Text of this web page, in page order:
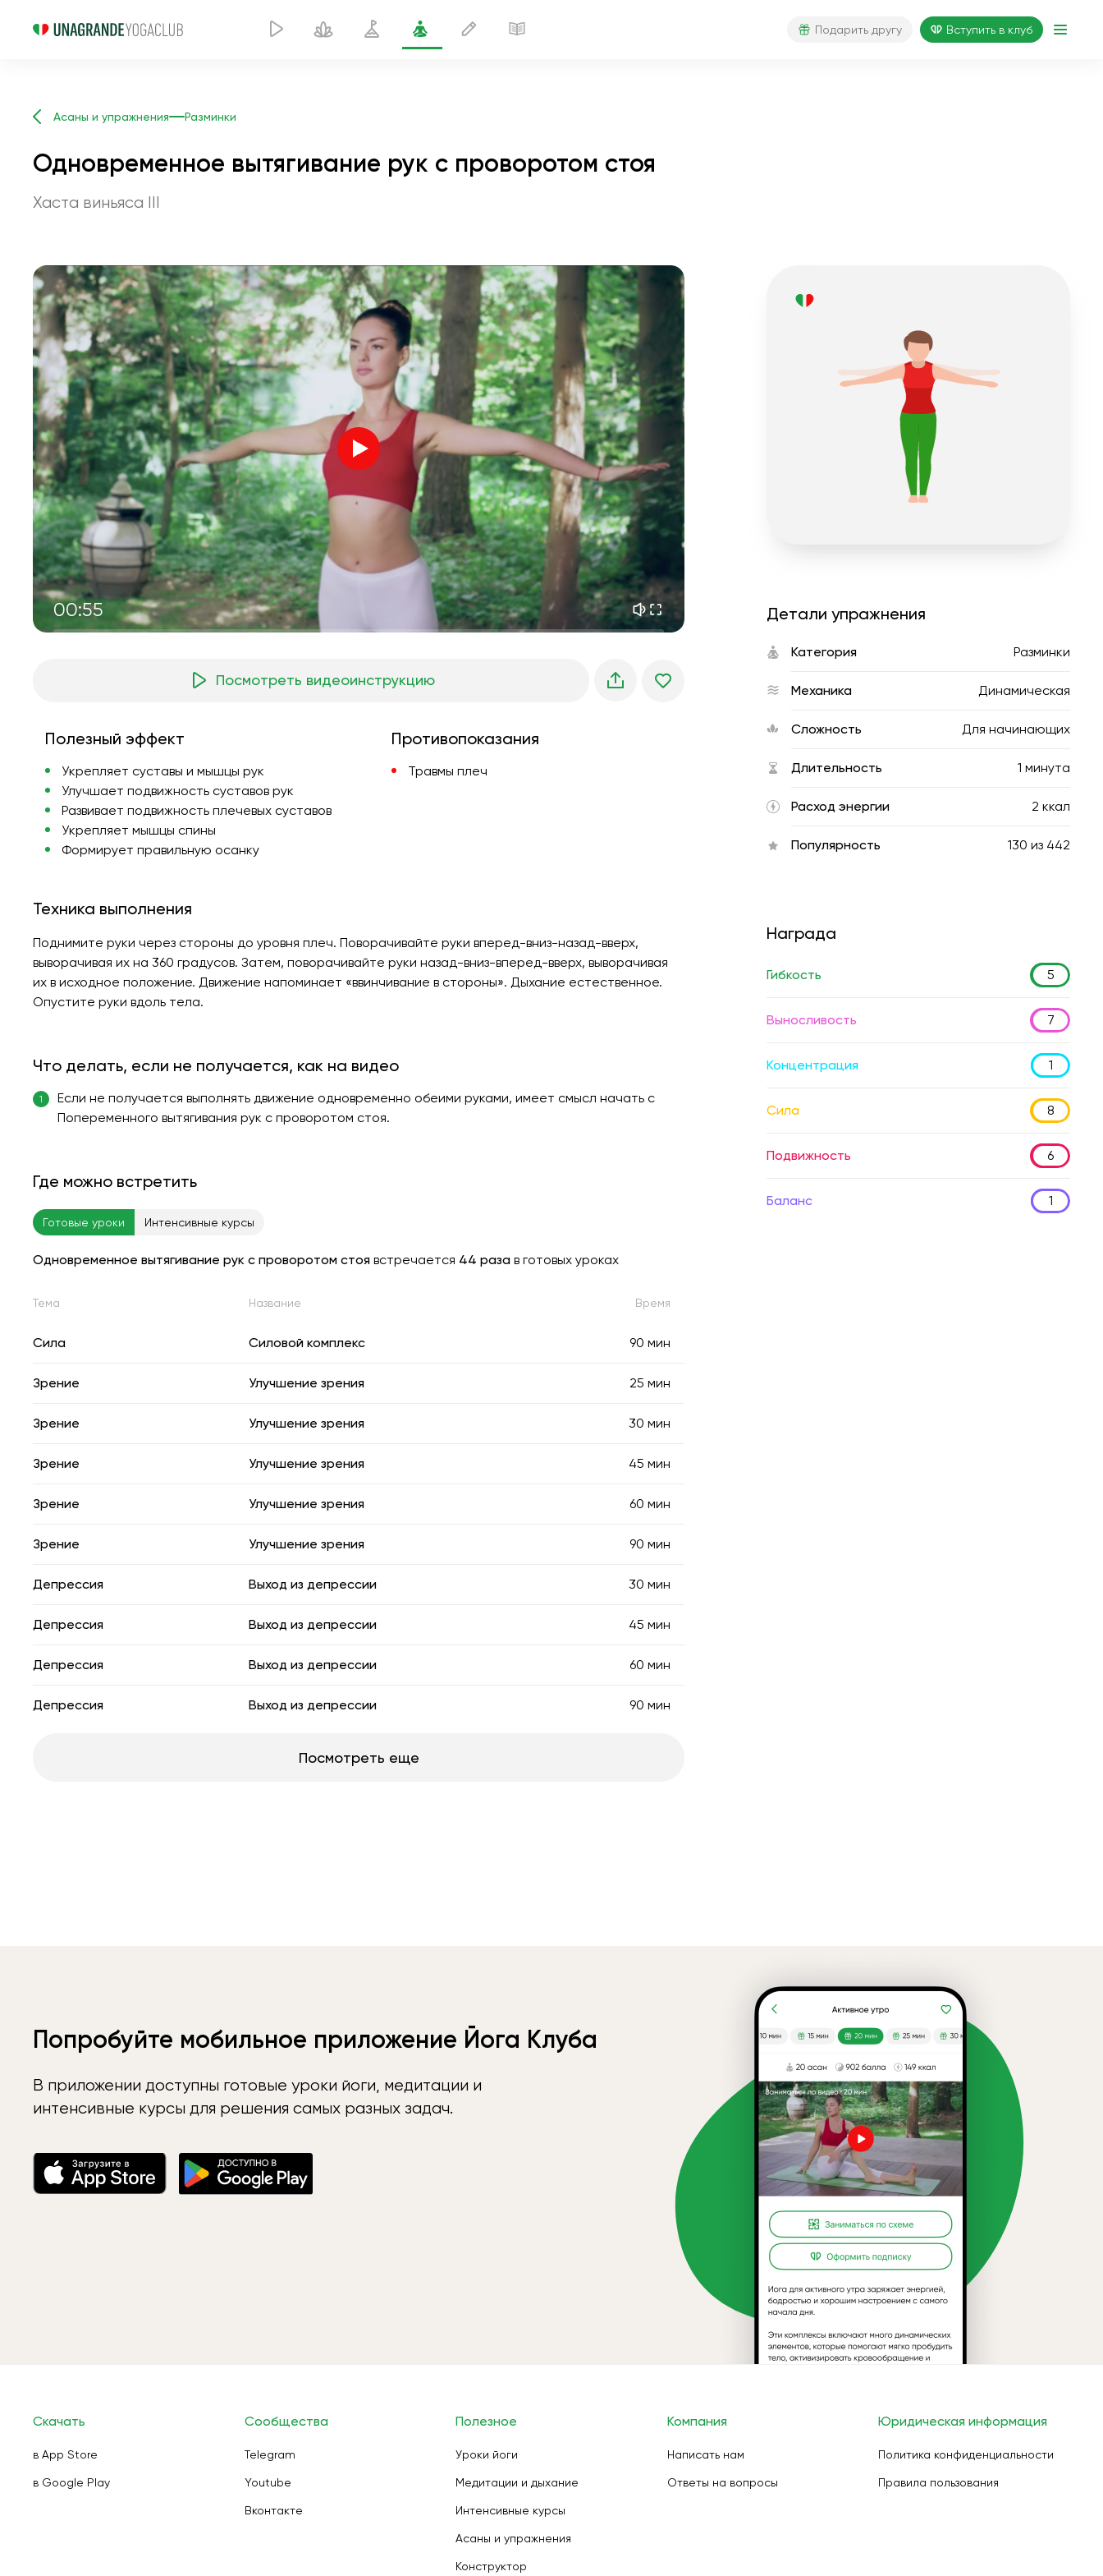
Подарить другу Вступить в клуб
Асаны и упражнения Разминки
Одновременное вытягивание рук с проворотом стоя
Хаста виньяса III
00:55
Голос инструктора
полёт души 01:44
внутренний покой 01:27
утренние грёзы 01:34
лесная прохлада 05:00
летний дождь 02:00
горная тишина 02:00
морской бриз 02:00
голос ветра 02:00
весенний лес 02:00
Посмотреть видеоинструкцию
Полезный эффект
Укрепляет суставы и мышцы рук
Улучшает подвижность суставов рук
Развивает подвижность плечевых суставов
Укрепляет мышцы спины
Формирует правильную осанку
Противопоказания
Травмы плеч
Техника выполнения
Поднимите руки через стороны до уровня плеч. Поворачивайте руки вперед-вниз-назад-вверх,
выворачивая их на 360 градусов. Затем, поворачивайте руки назад-вниз-вперед-вверх, выворачивая
их в исходное положение. Движение напоминает «ввинчивание в стороны». Дыхание естественное.
Опустите руки вдоль тела.
Что делать, если не получается, как на видео
1
Если не получается выполнять движение одновременно обеими руками, имеет смысл начать с
Попеременного вытягивания рук с проворотом стоя.
Где можно встретить
Готовые уроки Интенсивные курсы
Одновременное вытягивание рук с проворотом стоя встречается 44 раза в готовых уроках
Тема Название Время
Сила Силовой комплекс 90 мин
Зрение Улучшение зрения 25 мин
Зрение Улучшение зрения 30 мин
Зрение Улучшение зрения 45 мин
Зрение Улучшение зрения 60 мин
Зрение Улучшение зрения 90 мин
Депрессия Выход из депрессии 30 мин
Депрессия Выход из депрессии 45 мин
Депрессия Выход из депрессии 60 мин
Депрессия Выход из депрессии 90 мин
Посмотреть еще
Детали упражнения
Категория Разминки
Механика Динамическая
Сложность Для начинающих
Длительность 1 минута
Расход энергии 2 ккал
Популярность 130 из 442
Награда
Гибкость 5
Выносливость 7
Концентрация 1
Сила 8
Подвижность 6
Баланс 1
Попробуйте мобильное приложение Йога Клуба
В приложении доступны готовые уроки йоги, медитации и
интенсивные курсы для решения самых разных задач.
Скачать
в App Store
в Google Play
Сообщества
Telegram
Youtube
Вконтакте
Полезное
Уроки йоги
Медитации и дыхание
Интенсивные курсы
Асаны и упражнения
Конструктор
Компания
Написать нам
Ответы на вопросы
Юридическая информация
Политика конфиденциальности
Правила пользования